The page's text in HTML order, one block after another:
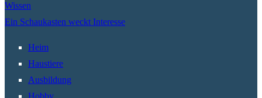
Wissen
Ein Schaukasten weckt Interesse
Heim
Haustiere
Ausbildung